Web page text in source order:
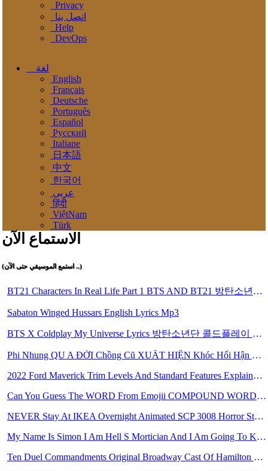
Privacy
اتصل بنا
Help
DevOps
لغة
English
Français
Deutsche
Português
Español
Pусский
Italiane
日本語
中文
한국어
عربى
हिंदी
ViệtNam
Türk
الاستماع الآن
(استمع الموسيقي حتى الآن ..)
BT21 Characters In Real Life Part 1 BTS AND BT21 방탄소년단 BT21 BT21아가들은 아빠조아 따라쟁이들 BTS Vs BT21 Mp3
Sabaton Winged Hussars English Lyrics Mp3
BTS X Coldplay My Universe Lyrics 방탄소년단 콜드플레이 My Universe 가사 Color Coded Lyrics Han Rom Eng Mp3
Phi Nhung QU A ĐỜI Chồng Cũ XUẤT HIỆN Khóc Hối Hận Vì Làm Điều KHỦNG KHIẾP Với Cô Mp3
2022 Ford Maverick Trim Levels And Standard Features Explained Mp3
Can You Guess The WORD From Emojii COMPOUND WORD EMOJII CHALLENGE 90 PEOPLE FAIL Guess Mp3
NEVER Stay At IKEA Overnight Animated SCP 3008 Horror Story Mp3
My Name Is Simon I Am Hell S Mortician And I Am Going To Kill God Creepypasta Mp3
Ten Duel Commandments Original Broadway Cast Of Hamilton Lyrics Mp3